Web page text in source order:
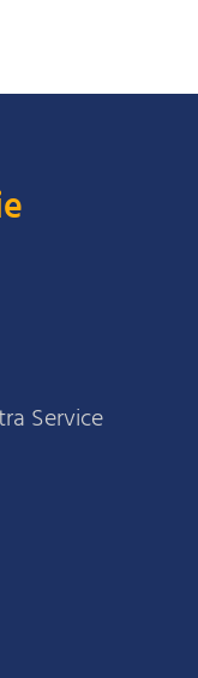
Service